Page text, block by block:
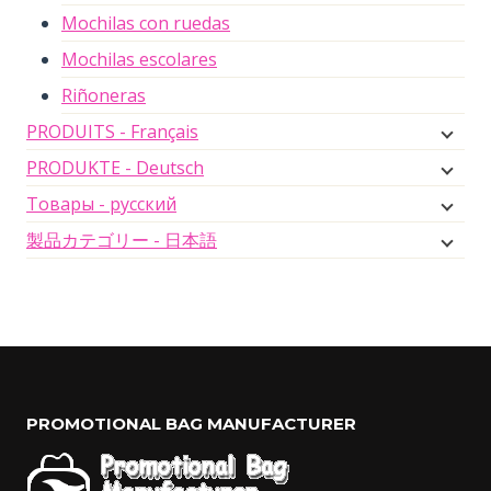
Mochilas con ruedas
Mochilas escolares
Riñoneras
PRODUITS - Français
PRODUKTE - Deutsch
Товары - русский
製品カテゴリー - 日本語
PROMOTIONAL BAG MANUFACTURER